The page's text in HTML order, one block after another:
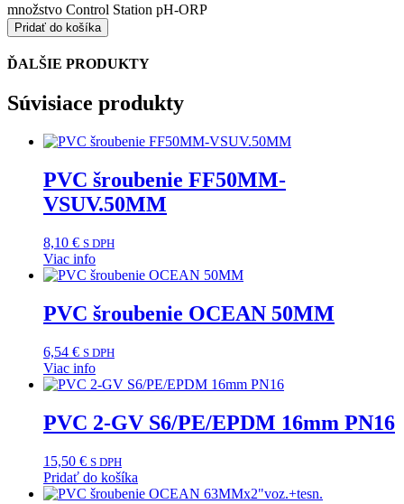
množstvo Control Station pH-ORP
Pridať do košíka
ĎALŠIE PRODUKTY
Súvisiace produkty
PVC šroubenie FF50MM-
VSUV.50MM
8,10 € S DPH
Viac info
PVC šroubenie OCEAN 50MM
6,54 € S DPH
Viac info
PVC 2-GV S6/PE/EPDM 16mm PN16
15,50 € S DPH
Pridať do košíka